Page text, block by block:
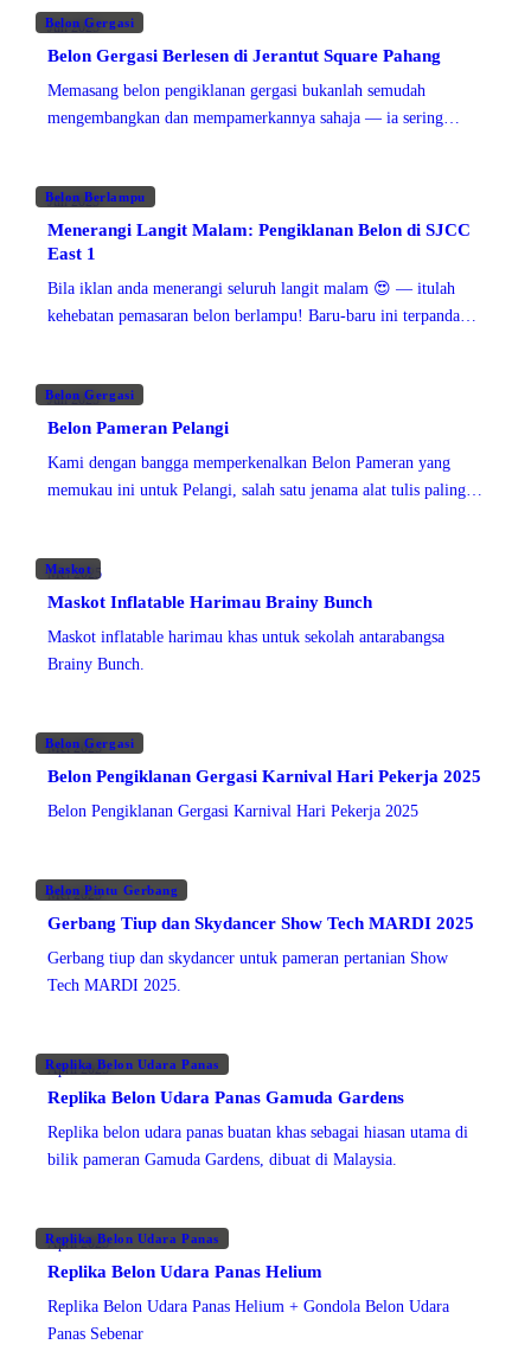
Belon Gergasi
Jun 2025
Belon Gergasi Berlesen di Jerantut Square Pahang
Memasang belon pengiklanan gergasi bukanlah semudah
mengembangkan dan mempamerkannya sahaja — ia sering
awam
Belon Berlampu
Jun 2025
Menerangi Langit Malam: Pengiklanan Belon di SJCC
East 1
Bila iklan anda menerangi seluruh langit malam 😍 — itulah
kehebatan pemasaran belon berlampu! Baru-baru ini terpandang
seorang profesional 🌕.
Belon Gergasi
Jun 2025
Belon Pameran Pelangi
Kami dengan bangga memperkenalkan Belon Pameran yang
memukau ini untuk Pelangi, salah satu jenama alat tulis paling
Maskot
Mei 2025
Maskot Inflatable Harimau Brainy Bunch
Maskot inflatable harimau khas untuk sekolah antarabangsa
Brainy Bunch.
Belon Gergasi
Mei 2025
Belon Pengiklanan Gergasi Karnival Hari Pekerja 2025
Belon Pengiklanan Gergasi Karnival Hari Pekerja 2025
Belon Pintu Gerbang
Mei 2025
Gerbang Tiup dan Skydancer Show Tech MARDI 2025
Gerbang tiup dan skydancer untuk pameran pertanian Show
Tech MARDI 2025.
Replika Belon Udara Panas
April 2025
Replika Belon Udara Panas Gamuda Gardens
Replika belon udara panas buatan khas sebagai hiasan utama di
bilik pameran Gamuda Gardens, dibuat di Malaysia.
Replika Belon Udara Panas
April 2025
Replika Belon Udara Panas Helium
Replika Belon Udara Panas Helium + Gondola Belon Udara
Panas Sebenar